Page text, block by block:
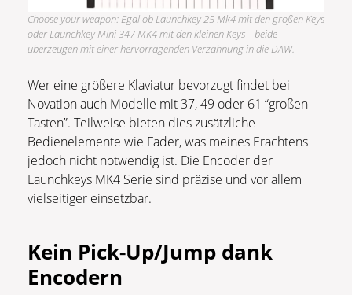
Choose your weapon: Egal ob Launchkey 25 Mk4 mit den großen Keys
oder Launchkey Mini 347 MK4 mit den kleinen Keys – beide
überzeugen mit einer hervorragenden Verzahnung in die DAW.
Wer eine größere Klaviatur bevorzugt findet bei
Novation auch Modelle mit 37, 49 oder 61 “großen
Tasten”. Teilweise bieten dies zusätzliche
Bedienelemente wie Fader, was meines Erachtens
jedoch nicht notwendig ist. Die Encoder der
Launchkeys MK4 Serie sind präzise und vor allem
vielseitiger einsetzbar.
Kein Pick-Up/Jump dank
Encodern